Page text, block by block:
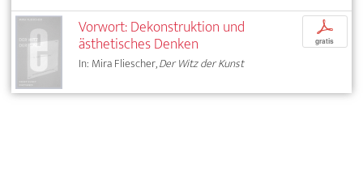
Vorwort: Dekonstruktion und
ästhetisches Denken
In: Mira Fliescher,Der Witz der Kunst
p
gratis